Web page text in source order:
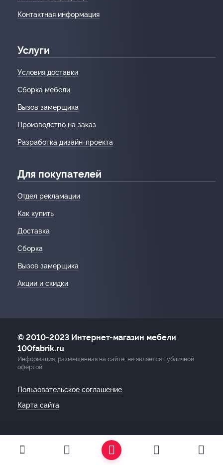
Контактная информация
Услуги
Условия доставки
Сборка мебели
Вызов замерщика
Производство на заказ
Разработка дизайн-проекта
Для покупателей
Отдел рекламации
Как купить
Доставка
Сборка
Вызов замерщика
Акции и скидки
© 2010-2023 Интернет-магазин мебели
100fabrik.ru
Информация, размещенная на сайте, не является публичной
офертой.
Пользовательское соглашение
Карта сайта